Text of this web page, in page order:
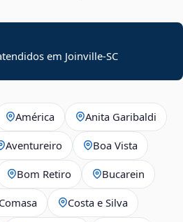
em Joinville-SC
América Anita Garibaldi
Aventureiro Boa Vista
Bom Retiro Bucarein
Comasa Costa e Silva